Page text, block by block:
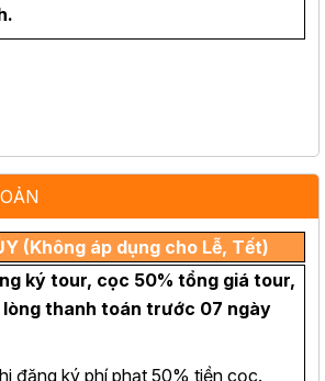
(Không áp dụng cho Lễ, Tết)
ký tour, cọc 50% tổng giá tour,
lòng thanh toán trước 07 ngày
đăng ký phí phạt 50% tiền cọc.